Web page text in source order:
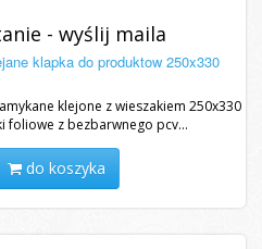
- wyślij maila
klapka do produktow 250x330
klejone z wieszakiem 250x330
foliowe z bezbarwnego pcv...
do koszyka